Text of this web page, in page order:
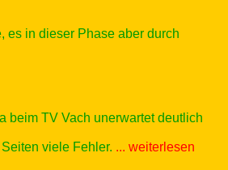
es in dieser Phase aber durch
beim TV Vach unerwartet deutlich
viele Fehler. ... weiterlesen